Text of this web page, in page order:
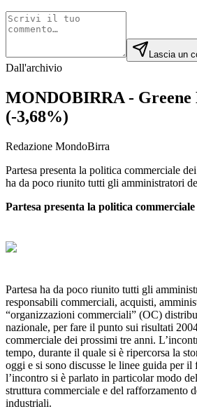
Lascia un
Dall'archivio
MONDOBIRRA - Greene
(-3,68%)
Redazione MondoBirra
Partesa presenta la politica commerciale
ha da poco riunito tutti gli amministratori
Partesa presenta la politica
Partesa ha da poco riunito tutti gli
responsabili commerciali, acquisti,
“organizzazioni commerciali” (OC)
nazionale, per fare il punto sui risultati
commerciale dei prossimi tre anni.
tempo, durante il quale si è ripercorsa la
oggi e si sono discusse le linee guida per
l’incontro si è parlato in particolar modo
struttura commerciale e del rafforzamento
industriali.